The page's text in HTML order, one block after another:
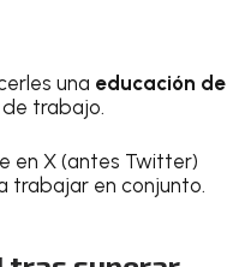
una educación de
trabajo.
en X (antes Twitter)
trabajar en conjunto.